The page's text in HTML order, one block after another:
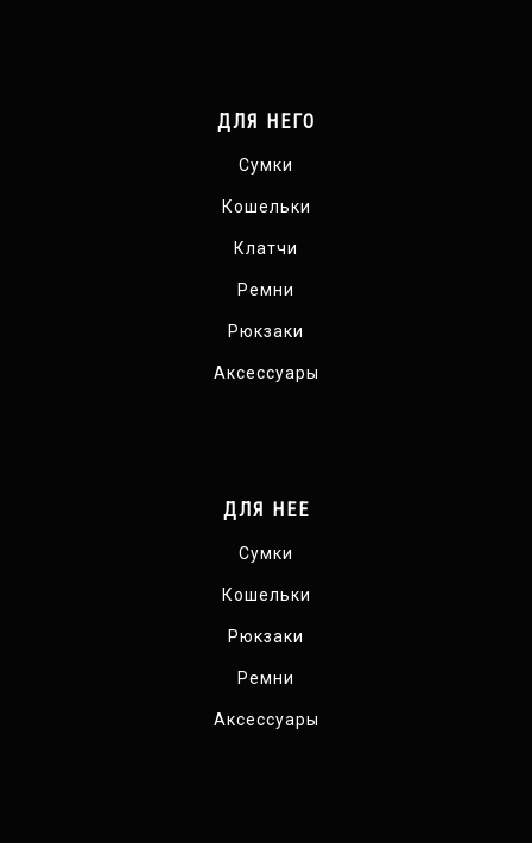
ДЛЯ НЕГО
Сумки
Кошельки
Клатчи
Ремни
Рюкзаки
Аксессуары
ДЛЯ НЕЕ
Сумки
Кошельки
Рюкзаки
Ремни
Аксессуары